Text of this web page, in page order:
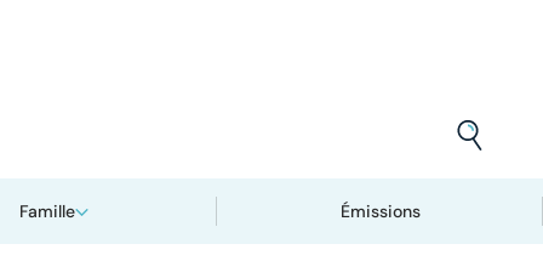
Famille Émissions